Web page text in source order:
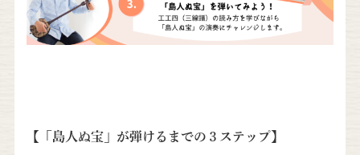
【「島人ぬ宝」が弾けるまでの３ステップ】